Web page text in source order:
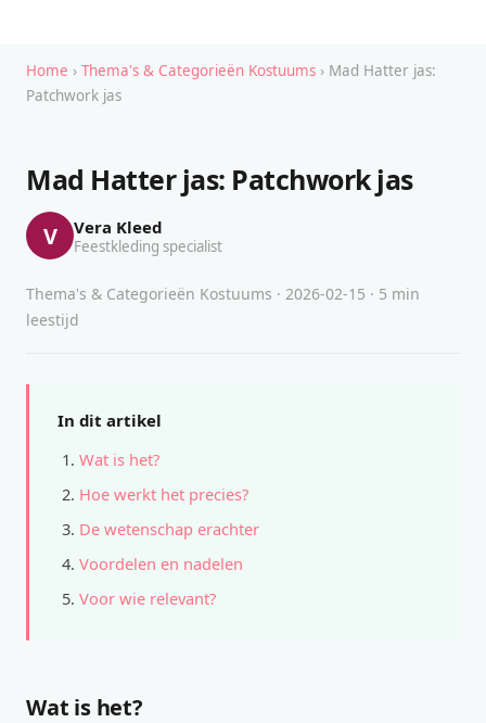
Home › Thema's & Categorieën Kostuums › Mad Hatter jas:
Patchwork jas
Mad Hatter jas: Patchwork jas
V Vera Kleed
Feestkleding specialist
Thema's & Categorieën Kostuums · 2026-02-15 · 5 min
leestijd
In dit artikel
Wat is het?
Hoe werkt het precies?
De wetenschap erachter
Voordelen en nadelen
Voor wie relevant?
Wat is het?